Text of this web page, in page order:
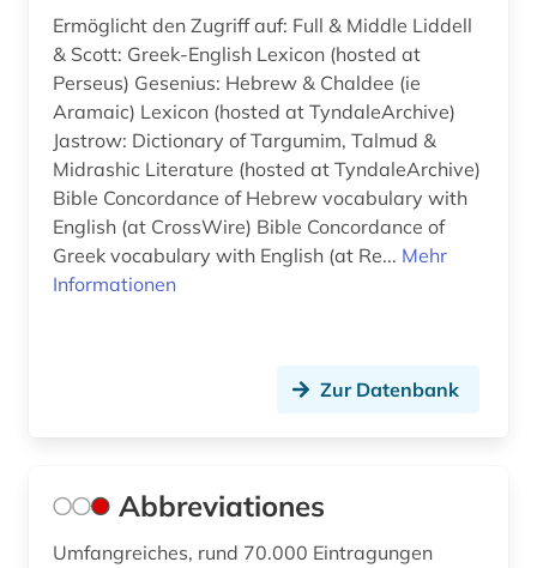
frankreich (1)
französisch (2)
freie plattform (1)
frühchristentum (1)
frühdruck (2)
galloromanistik (4)
geistesleben (2)
Ermöglicht den Zugriff auf: Full & Middle Liddell
& Scott: Greek-English Lexicon (hosted at
Perseus) Gesenius: Hebrew & Chaldee (ie
Aramaic) Lexicon (hosted at TyndaleArchive)
Jastrow: Dictionary of Targumim, Talmud &
Midrashic Literature (hosted at TyndaleArchive)
Bible Concordance of Hebrew vocabulary with
English (at CrossWire) Bible Concordance of
Greek vocabulary with English (at Re... Mehr
Informationen
Zur Datenbank
Abbreviationes
Umfangreiches, rund 70.000 Eintragungen